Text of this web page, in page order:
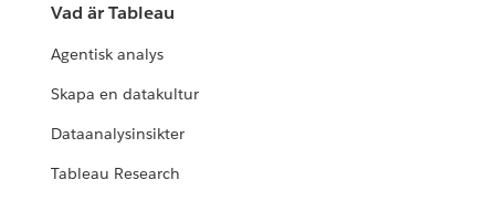
Vad är Tableau
Agentisk analys
Skapa en datakultur
Dataanalysinsikter
Tableau Research